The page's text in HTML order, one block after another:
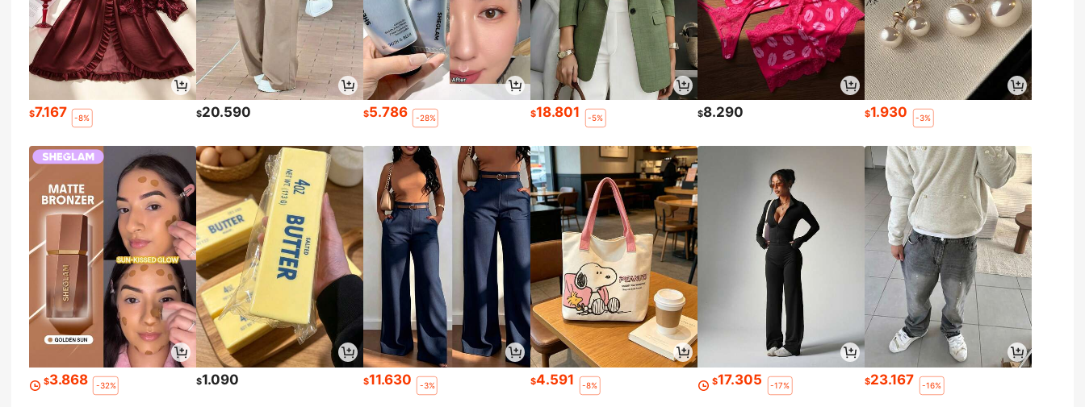
$7.167 -8% $20.590 $5.786 -28% $18.801 -5% $8.290 $1.930 -3%
$3.868 -32% $1.090 $11.630 -3% $4.591 -8% $17.305 -17% $23.167 -16%